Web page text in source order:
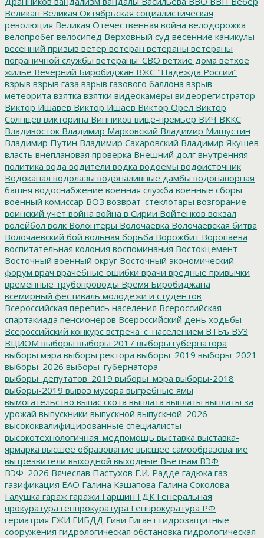
Великан Великая Октябрьская социалистическая
революция Великая Отечественная война велодорожка
велопробег велосипед Верховный суд весенние каникулы
весенний призыв ветер ветеран ветераны ветераны
пограничной службы ветераны_СВО ветхие дома ветхое
жилье Вечерний Биробиджан ВЖС "Надежда России"
взрыв взрыв газа взрыв газового баллона взрыв
метеорита взятка взятки видеокамеры видеорегистратор
Виктор Ишавев Виктор Ишаев Виктор Орёл Виктор
Солнцев викторина Винников вице-премьер ВИЧ ВККС
Владивосток Владимир Марковский Владимир Мишустин
Владимир Путин Владимир Сахаровский Владимир Якушев
власть внеплановая проверка Внешний долг внутренняя
политика вода водители водка водоемы водоисточник
Водоканал водолазы водоналивные дамбы водонапорная
башня водоснабжение военная служба военные сборы
военный комиссар ВОЗ возврат_стеклотары возгорание
воинский учет война война в Сирии Войтенков вокзал
волейбол волк Волонтеры Волочаевка Волочаевская битва
Волочаевский бой вольная борьба Ворожбит Воропаева
воспитательная колония воспоминания Востокцемент
Восточный военный округ Восточный экономический
форум врач врачебные ошибки врачи вредные привычки
временные трубопроводы Время Биробиджана
всемирный фестиваль молодежи и студентов
Всероссийская перепись населения Всероссийская
спартакиада пенсионеров Всероссийский день ходьбы
Всероссийский конкурс встреча_с_населением ВТБъ ВУЗ
ВЦИОМ выборы выборы 2017 выборы губернатора
выборы мэра выборы ректора выборы_2019 выборы_2021
выборы_2026 выборы_губернатора
выборы_депутатов_2019 выборы_мэра выборы-2018
выборы-2019 вывоз мусора выгребные ямы
вымогательство выпас скота выплата выплаты выплаты за
урожай выпускники выпускной выпускной_2026
высококвалифицированные специалисты
высокотехнологичная_медпомощь выставка выставка-
ярмарка высшее образование высшее самообразование
вытрезвители выходной выходные Вьетнам ВЭФ
ВЭФ_2026 Вячеслав Пастухов Г.И. Радде гадюка газ
газификация ЕАО Галина Кашапова Галина Соколова
Галушка гараж гаражи Гаршин ГДК Генеральная
прокуратура генпрокуратура Генпрокуратура РФ
гериатрия ГЖИ ГИБДД Гиви Гигант гидрозащитные
сооружения гидрологическая обстановка гидрологическая